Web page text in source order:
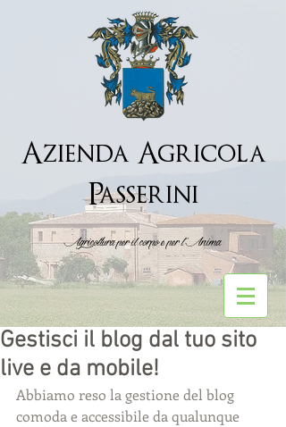
Azienda Agricola
Passerini
Agricoltura per il corpo e per l''Anima
Gestisci il blog dal tuo sito
live e da mobile!
Abbiamo reso la gestione del blog
comoda e accessibile da qualunque